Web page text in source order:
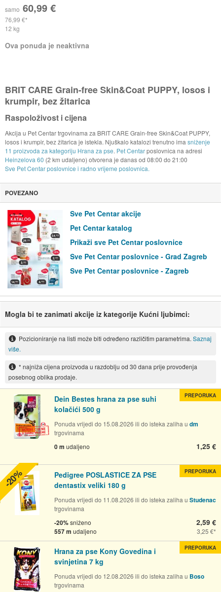
samo 60,99 €
76,99 €
12 kg
Ova ponuda je neaktivna
BRIT CARE Grain-free Skin&Coat PUPPY, losos i
krumpir, bez žitarica
Raspoloživost i cijena
Akcija u Pet Centar trgovinama za BRIT CARE Grain-free Skin&Coat PUPPY,
losos i krumpir, bez žitarica je istekla. Njuškalo katalozi trenutno ima sniženje
11 proizvoda za kategoriju Hrana za pse. Pet Centarposlovnica na adresi
Heinzelova 60 (2 km udaljeno) otvorena je danas od 08:00 do 21:00
Sve Pet Centar poslovnice i radno vrijeme poslovnica.
POVEZANO
Sve Pet Centar akcije
Pet Centar katalog
Prikaži sve Pet Centar poslovnice
Sve Pet Centar poslovnice - Grad Zagreb
Sve Pet Centar poslovnice - Zagreb
Mogla bi te zanimati akcije iz kategorije Kućni ljubimci:
Pozicioniranje na listi može biti određeno različitim parametrima. Saznaj
više.
* najniža cijena proizvoda u razdoblju od 30 dana prije provođenja
posebnog oblika prodaje.
Dein Bestes hrana za pse suhi
kolačići 500 g
Ponuda vrijedi do 15.08.2026 ili do isteka zaliha u dm
trgovinama
0 m udaljeno 1,25 €
PREPORUKA
Pedigree POSLASTICE ZA PSE
dentastix veliki 180 g
Ponuda vrijedi do 11.08.2026 ili do isteka zaliha u Studenac
trgovinama
-20%sniženo
557 m udaljeno
2,59 €
3,25 €
PREPORUKA
-20%
Hrana za pse Kony Govedina i
svinjetina 7 kg
Ponuda vrijedi do 12.08.2026 ili do isteka zaliha u Boso
trgovinama
PREPORUKA